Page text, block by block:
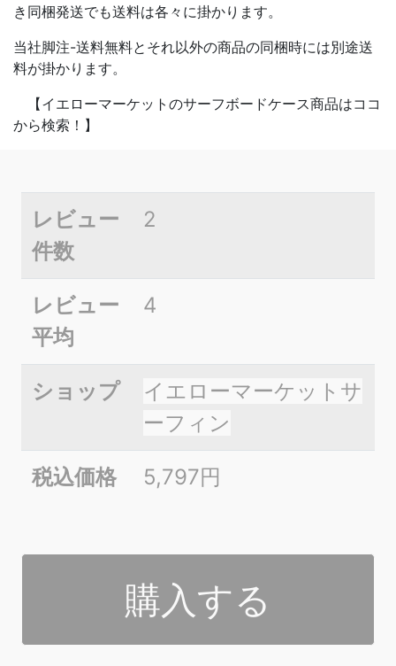
き同梱発送でも送料は各々に掛かります。
当社脚注-送料無料とそれ以外の商品の同梱時には別途送
料が掛かります。
【イエローマーケットのサーフボードケース商品はココ
から検索！】
レビュー
件数
2
レビュー
平均
4
ショップ
イエローマーケットサ
ーフィン
税込価格 5,797円
購入する